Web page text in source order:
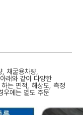
채굴용차량,
래와 같이 다양한
는 면적, 해상도, 측정
우에는 별도 주문